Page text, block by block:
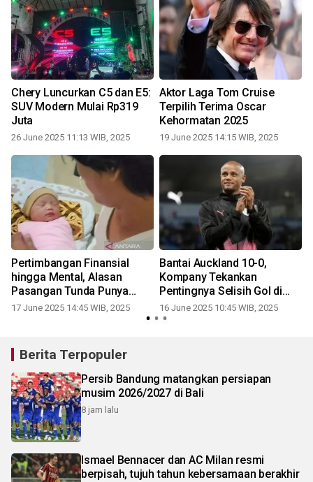
Chery Luncurkan C5 dan E5:
SUV Modern Mulai Rp319
Juta
26 June 2025 11:13 WIB, 2025
Aktor Laga Tom Cruise
Terpilih Terima Oscar
Kehormatan 2025
19 June 2025 14:15 WIB, 2025
Pertimbangan Finansial
hingga Mental, Alasan
Pasangan Tunda Punya
Anak
17 June 2025 14:45 WIB, 2025
Bantai Auckland 10-0,
Kompany Tekankan
Pentingnya Selisih Gol di
Grup Berat
16 June 2025 10:45 WIB, 2025
Berita Terpopuler
Persib Bandung matangkan persiapan
musim 2026/2027 di Bali
8 jam lalu
Ismael Bennacer dan AC Milan resmi
berpisah, tujuh tahun kebersamaan berakhir